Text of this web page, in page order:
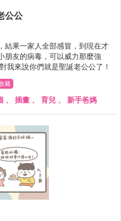
公公
結果一家人全部感冒，到現在才
朋友的病毒，可以威力那麼強
我來說你們就是聖誕老公公了！
藏
、 插畫 、 育兒 、 新手爸媽